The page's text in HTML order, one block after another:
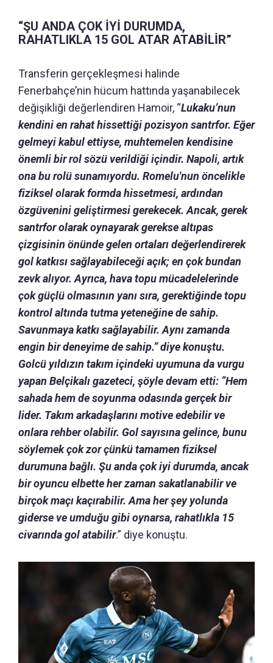
“ŞU ANDA ÇOK İYİ DURUMDA,
RAHATLIKLA 15 GOL ATAR ATABİLİR”
Transferin gerçekleşmesi halinde
Fenerbahçe’nin hücum hattında yaşanabilecek
değişikliği değerlendiren Hamoir, “Lukaku’nun
kendini en rahat hissettiği pozisyon santrfor. Eğer
gelmeyi kabul ettiyse, muhtemelen kendisine
önemli bir rol sözü verildiği içindir. Napoli, artık
ona bu rolü sunamıyordu. Romelu'nun öncelikle
fiziksel olarak formda hissetmesi, ardından
özgüvenini geliştirmesi gerekecek. Ancak, gerek
santrfor olarak oynayarak gerekse altıpas
çizgisinin önünde gelen ortaları değerlendirerek
gol katkısı sağlayabileceği açık; en çok bundan
zevk alıyor. Ayrıca, hava topu mücadelelerinde
çok güçlü olmasının yanı sıra, gerektiğinde topu
kontrol altında tutma yeteneğine de sahip.
Savunmaya katkı sağlayabilir. Aynı zamanda
engin bir deneyime de sahip.” diye konuştu.
Golcü yıldızın takım içindeki uyumuna da vurgu
yapan Belçikalı gazeteci, şöyle devam etti: “Hem
sahada hem de soyunma odasında gerçek bir
lider. Takım arkadaşlarını motive edebilir ve
onlara rehber olabilir. Gol sayısına gelince, bunu
söylemek çok zor çünkü tamamen fiziksel
durumuna bağlı. Şu anda çok iyi durumda, ancak
bir oyuncu elbette her zaman sakatlanabilir ve
birçok maçı kaçırabilir. Ama her şey yolunda
giderse ve umduğu gibi oynarsa, rahatlıkla 15
civarında gol atabilir.” diye konuştu.